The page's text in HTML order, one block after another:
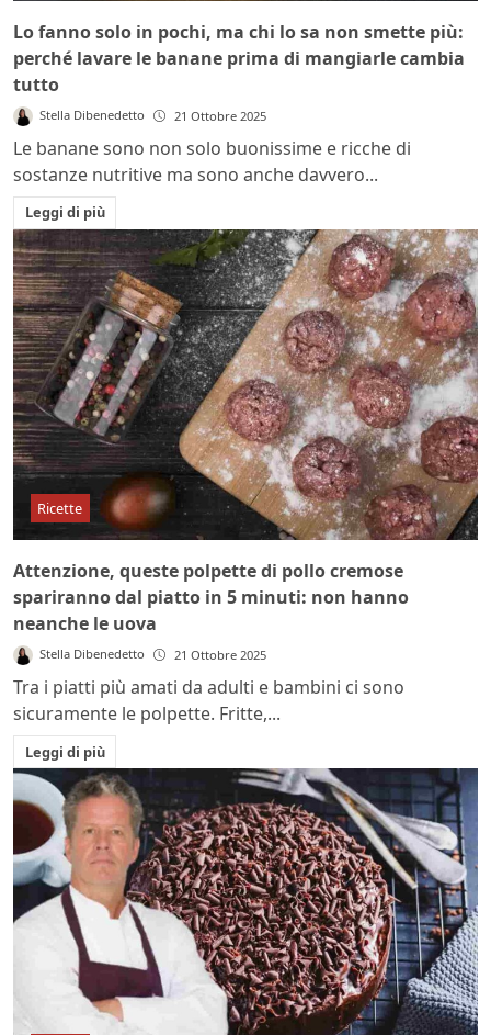
Lo fanno solo in pochi, ma chi lo sa non smette più:
perché lavare le banane prima di mangiarle cambia
tutto
Stella Dibenedetto 21 Ottobre 2025
Le banane sono non solo buonissime e ricche di
sostanze nutritive ma sono anche davvero...
Leggi di più
Ricette
Attenzione, queste polpette di pollo cremose
spariranno dal piatto in 5 minuti: non hanno
neanche le uova
Stella Dibenedetto 21 Ottobre 2025
Tra i piatti più amati da adulti e bambini ci sono
sicuramente le polpette. Fritte,...
Leggi di più